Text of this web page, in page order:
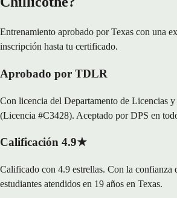
Entrenamiento aprobado por Texas con una
inscripción hasta tu certificado.
Aprobado por TDLR
Con licencia del Departamento de Licencias
(Licencia #C3428). Aceptado por DPS en
Calificación 4.9★
Calificado con 4.9 estrellas. Con la confianza
estudiantes atendidos en 19 años en Texas.